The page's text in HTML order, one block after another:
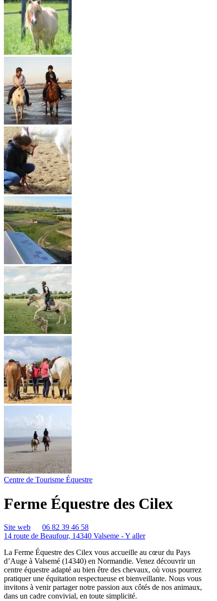
Centre de Tourisme Équestre
Ferme Équestre des Cilex
Site web
06 82 39 46 58
14 route de Beaufour, 14340 Valseme -Y aller
La Ferme Équestre des Cilex vous accueille au cœur du Pays
d’Auge à Valsemé (14340) en Normandie. Venez découvrir un
centre équestre adapté au bien être des chevaux, où vous pourrez
pratiquer une équitation respectueuse et bienveillante. Nous vous
invitons à venir partager notre passion aux côtés de nos animaux,
dans un cadre convivial, en toute simplicité.